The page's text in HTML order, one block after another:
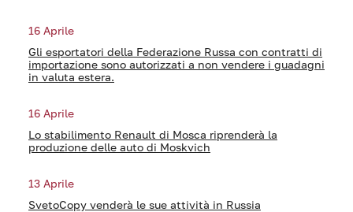
16 Aprile
Gli esportatori della Federazione Russa con contratti di
importazione sono autorizzati a non vendere i guadagni
in valuta estera.
16 Aprile
Lo stabilimento Renault di Mosca riprenderà la
produzione delle auto di Moskvich
13 Aprile
SvetoCopy venderà le sue attività in Russia